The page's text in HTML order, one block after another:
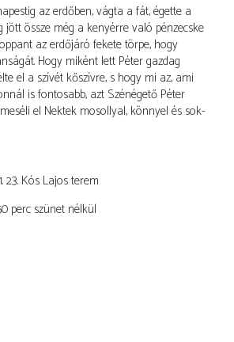
az erdőben, vágta a fát, égette a
jött össze még a kenyérre való pénzecske
az erdőjáró fekete törpe, hogy
Hogy miként lett Péter gazdag
el a szívét kőszívre, s hogy mi az, ami
is fontosabb, azt Szénégető Péter
el Nektek mosollyal, könnyel és sok-
23. Kós Lajos terem
perc szünet nélkül